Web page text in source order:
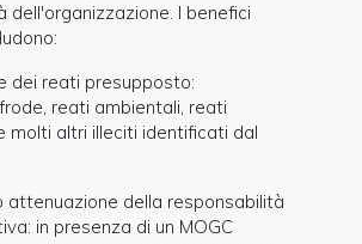
dell'organizzazione. I benefici
dei reati presupposto:
reati ambientali, reati
molti altri illeciti identificati dal
attenuazione della responsabilità
in presenza di un MOGC